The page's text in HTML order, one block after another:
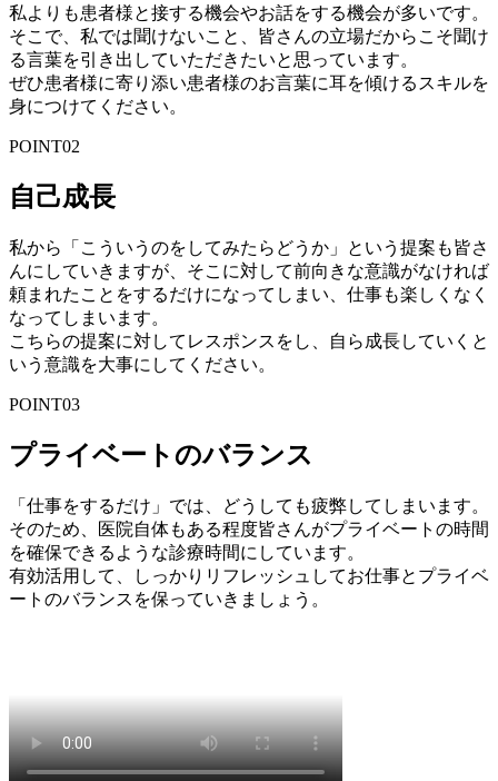
私よりも患者様と接する機会やお話をする機会が多いです。
そこで、私では聞けないこと、皆さんの立場だからこそ聞け
る言葉を引き出していただきたいと思っています。
ぜひ患者様に寄り添い患者様のお言葉に耳を傾けるスキルを
身につけてください。
POINT02
自己成長
私から「こういうのをしてみたらどうか」という提案も皆さ
んにしていきますが、そこに対して前向きな意識がなければ
頼まれたことをするだけになってしまい、仕事も楽しくなく
なってしまいます。
こちらの提案に対してレスポンスをし、自ら成長していくと
いう意識を大事にしてください。
POINT03
プライベートのバランス
「仕事をするだけ」では、どうしても疲弊してしまいます。
そのため、医院自体もある程度皆さんがプライベートの時間
を確保できるような診療時間にしています。
有効活用して、しっかりリフレッシュしてお仕事とプライベ
ートのバランスを保っていきましょう。